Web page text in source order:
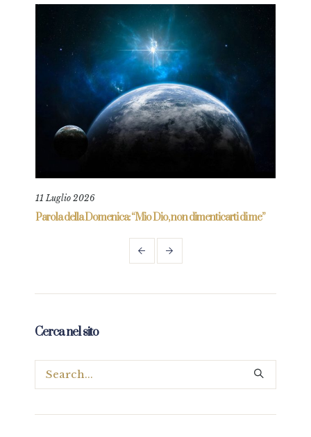
11 Luglio 2026
Parola della Domenica: “Mio Dio, non dimenticarti di me”
Cerca nel sito